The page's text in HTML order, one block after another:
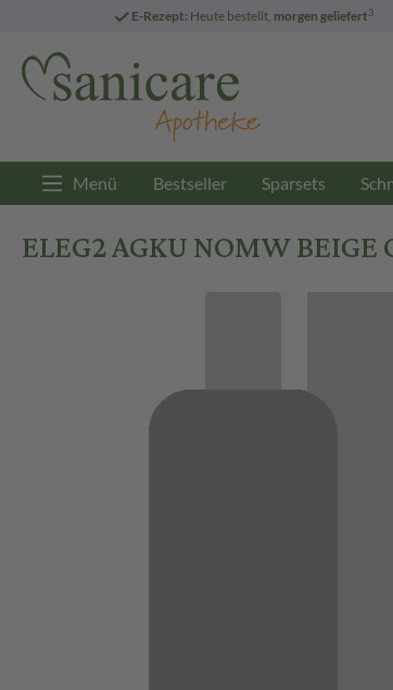
E-Rezept: Heute bestellt, morgen geliefert3
Menü Bestseller Sparsets
ELEG2 AGKU NOMW BEIGE